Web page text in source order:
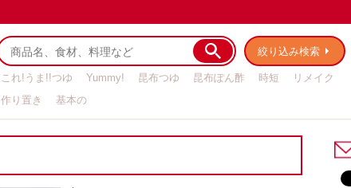
絞り込み検索
これ!うま!!つゆ Yummy! 昆布つゆ 昆布ぽん酢 時短
リメイク
作り置き
基本の